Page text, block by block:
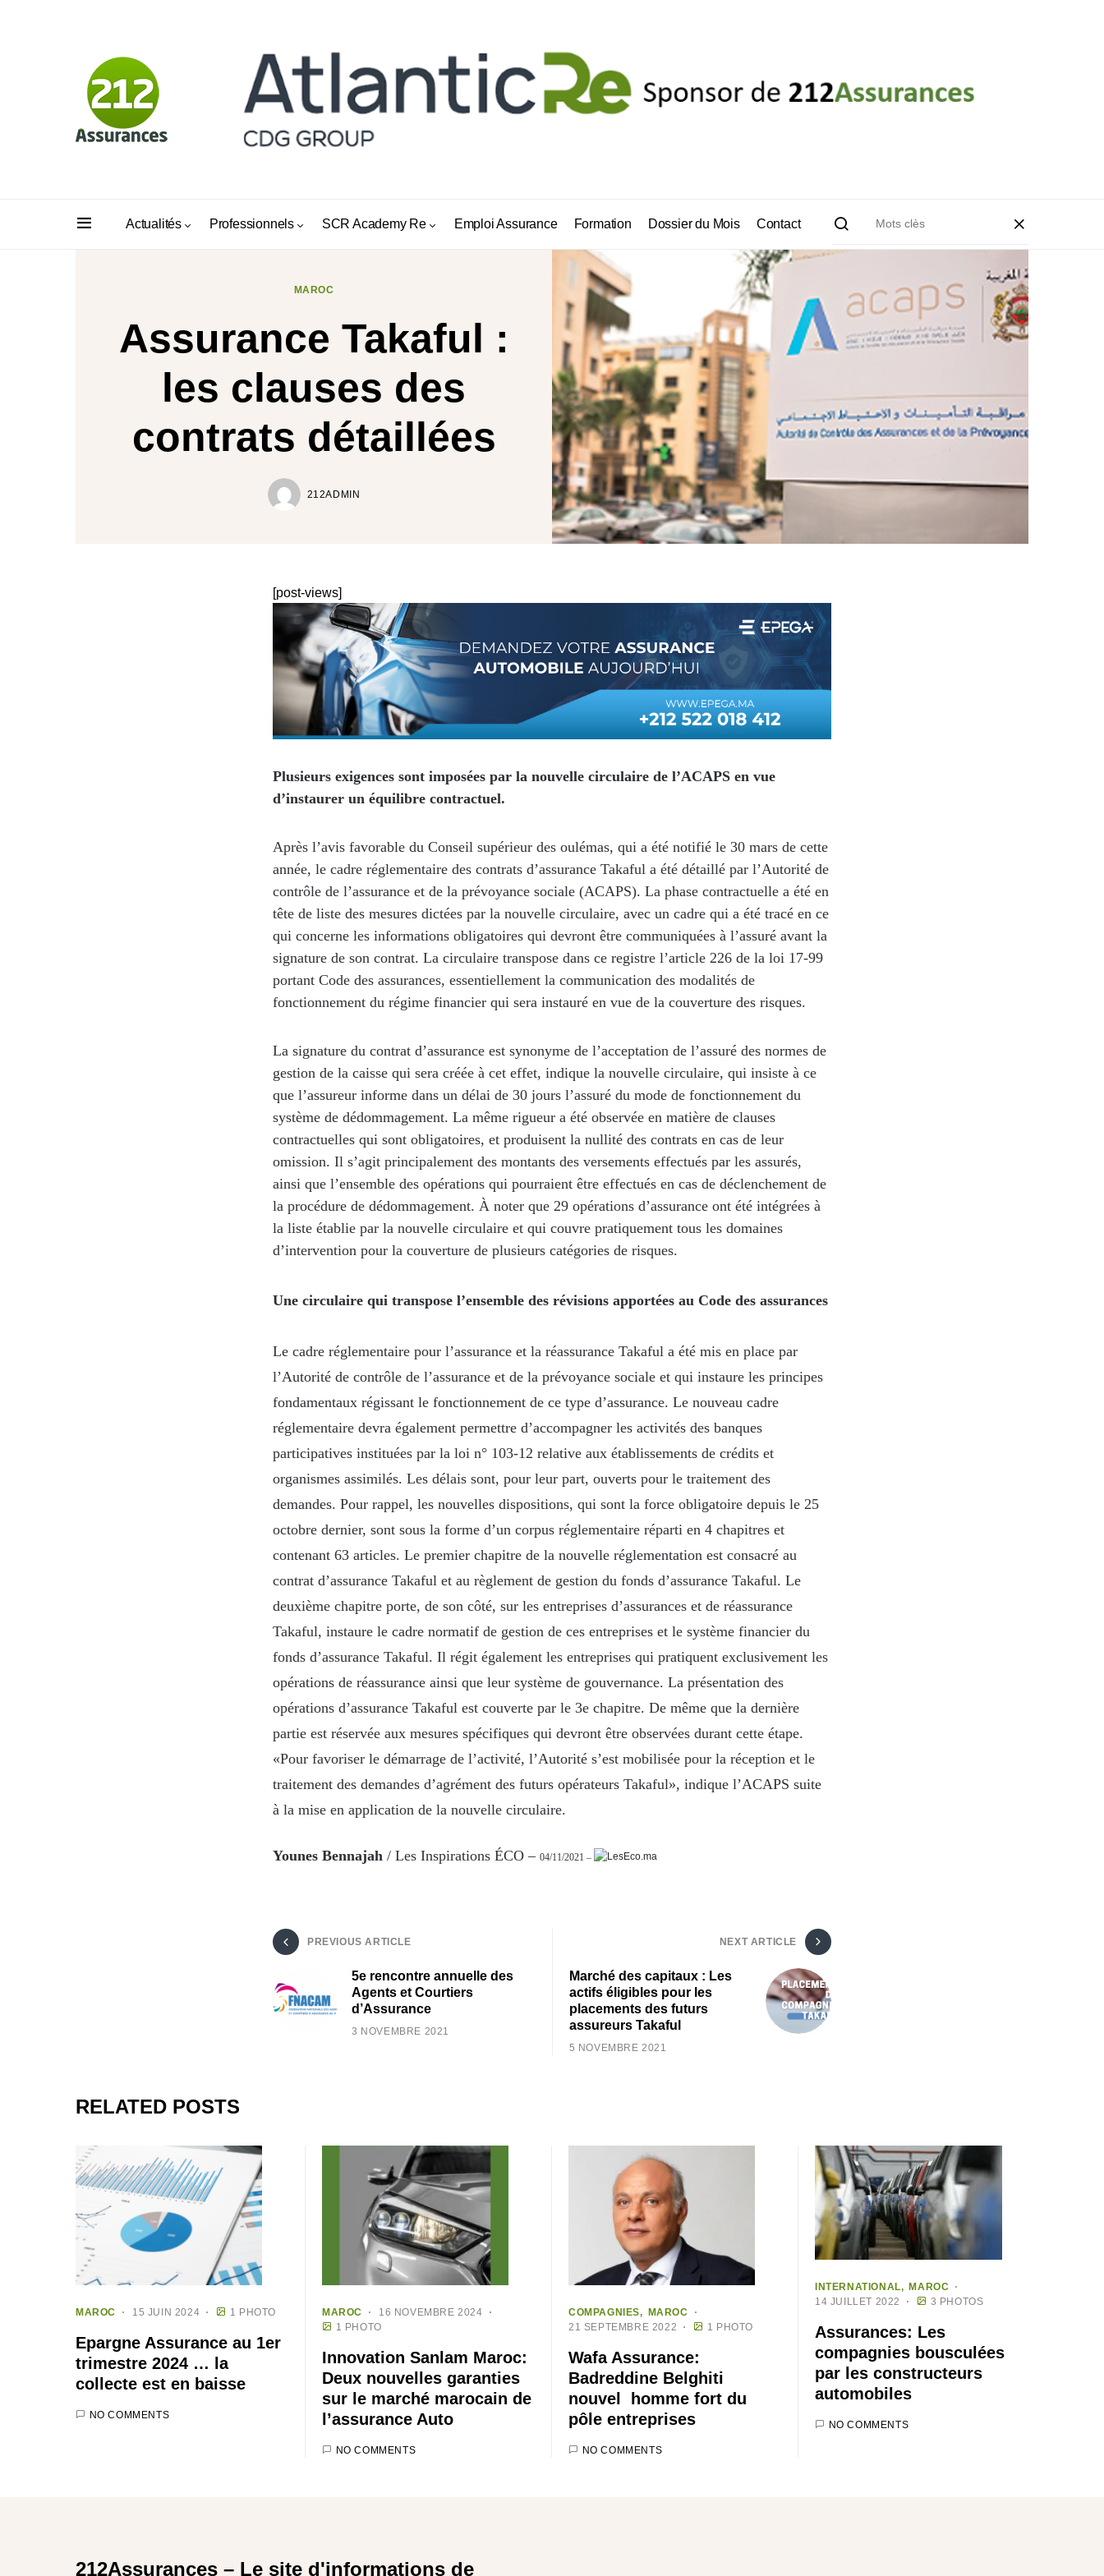
Actualités Professionnels SCR Academy Re Emploi Assurance Formation Dossier du Mois Contact
MAROC
Assurance Takaful :
les clauses des
contrats détaillées
212ADMIN
[post-views]
Plusieurs exigences sont imposées par la nouvelle circulaire de l’ACAPS en vue
d’instaurer un équilibre contractuel.
Après l’avis favorable du Conseil supérieur des oulémas, qui a été notifié le 30 mars de cette
année, le cadre réglementaire des contrats d’assurance Takaful a été détaillé par l’Autorité de
contrôle de l’assurance et de la prévoyance sociale (ACAPS). La phase contractuelle a été en
tête de liste des mesures dictées par la nouvelle circulaire, avec un cadre qui a été tracé en ce
qui concerne les informations obligatoires qui devront être communiquées à l’assuré avant la
signature de son contrat. La circulaire transpose dans ce registre l’article 226 de la loi 17-99
portant Code des assurances, essentiellement la communication des modalités de
fonctionnement du régime financier qui sera instauré en vue de la couverture des risques.
La signature du contrat d’assurance est synonyme de l’acceptation de l’assuré des normes de
gestion de la caisse qui sera créée à cet effet, indique la nouvelle circulaire, qui insiste à ce
que l’assureur informe dans un délai de 30 jours l’assuré du mode de fonctionnement du
système de dédommagement. La même rigueur a été observée en matière de clauses
contractuelles qui sont obligatoires, et produisent la nullité des contrats en cas de leur
omission. Il s’agit principalement des montants des versements effectués par les assurés,
ainsi que l’ensemble des opérations qui pourraient être effectués en cas de déclenchement de
la procédure de dédommagement. À noter que 29 opérations d’assurance ont été intégrées à
la liste établie par la nouvelle circulaire et qui couvre pratiquement tous les domaines
d’intervention pour la couverture de plusieurs catégories de risques.
Une circulaire qui transpose l’ensemble des révisions apportées au Code des assurances
Le cadre réglementaire pour l’assurance et la réassurance Takaful a été mis en place par
l’Autorité de contrôle de l’assurance et de la prévoyance sociale et qui instaure les principes
fondamentaux régissant le fonctionnement de ce type d’assurance. Le nouveau cadre
réglementaire devra également permettre d’accompagner les activités des banques
participatives instituées par la loi n° 103-12 relative aux établissements de crédits et
organismes assimilés. Les délais sont, pour leur part, ouverts pour le traitement des
demandes. Pour rappel, les nouvelles dispositions, qui sont la force obligatoire depuis le 25
octobre dernier, sont sous la forme d’un corpus réglementaire réparti en 4 chapitres et
contenant 63 articles. Le premier chapitre de la nouvelle réglementation est consacré au
contrat d’assurance Takaful et au règlement de gestion du fonds d’assurance Takaful. Le
deuxième chapitre porte, de son côté, sur les entreprises d’assurances et de réassurance
Takaful, instaure le cadre normatif de gestion de ces entreprises et le système financier du
fonds d’assurance Takaful. Il régit également les entreprises qui pratiquent exclusivement les
opérations de réassurance ainsi que leur système de gouvernance. La présentation des
opérations d’assurance Takaful est couverte par le 3e chapitre. De même que la dernière
partie est réservée aux mesures spécifiques qui devront être observées durant cette étape.
«Pour favoriser le démarrage de l’activité, l’Autorité s’est mobilisée pour la réception et le
traitement des demandes d’agrément des futurs opérateurs Takaful», indique l’ACAPS suite
à la mise en application de la nouvelle circulaire.
Younes Bennajah / Les Inspirations ÉCO – 04/11/2021 –
PREVIOUS ARTICLE
5e rencontre annuelle des
Agents et Courtiers
d’Assurance
3 NOVEMBRE 2021
NEXT ARTICLE
Marché des capitaux : Les
actifs éligibles pour les
placements des futurs
assureurs Takaful
5 NOVEMBRE 2021
RELATED POSTS
MAROC 15 JUIN 2024 1 PHOTO
Epargne Assurance au 1er
trimestre 2024 … la
collecte est en baisse
NO COMMENTS
MAROC
16 NOVEMBRE 2024
1 PHOTO
Innovation Sanlam Maroc:
Deux nouvelles garanties
sur le marché marocain de
l’assurance Auto
NO COMMENTS
COMPAGNIES
MAROC
21 SEPTEMBRE 2022
1 PHOTO
Wafa Assurance:
Badreddine Belghiti
nouvel homme fort du
pôle entreprises
NO COMMENTS
INTERNATIONAL
MAROC
14 JUILLET 2022
3 PHOTOS
Assurances: Les
compagnies bousculées
par les constructeurs
automobiles
NO COMMENTS
212Assurances – Le site d'informations de